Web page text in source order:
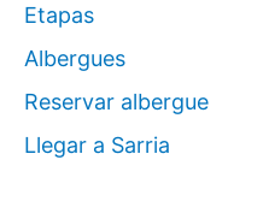
r
:
Etapas
Albergues
Reservar albergue
Llegar a Sarria